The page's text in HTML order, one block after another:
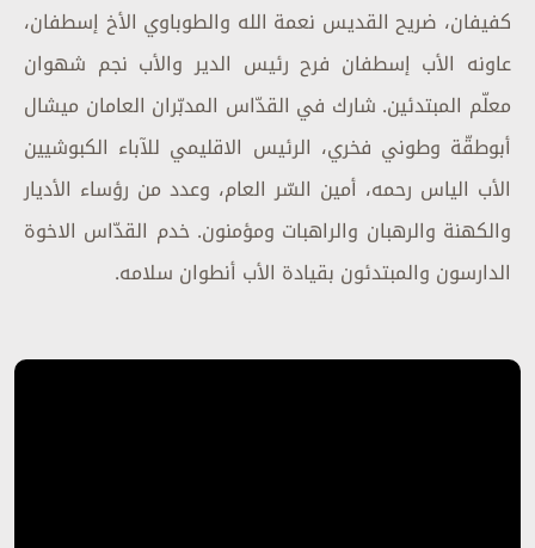
كفيفان، ضريح القديس نعمة الله والطوباوي الأخ إسطفان،
عاونه الأب إسطفان فرح رئيس الدير والأب نجم شهوان
معلّم المبتدئين. شارك في القدّاس المدبّران العامان ميشال
أبوطقّة وطوني فخري، الرئيس الاقليمي للآباء الكبوشيين
الأب الياس رحمه، أمين السّر العام، وعدد من رؤساء الأديار
والكهنة والرهبان والراهبات ومؤمنون. خدم القدّاس الاخوة
الدارسون والمبتدئون بقيادة الأب أنطوان سلامه.